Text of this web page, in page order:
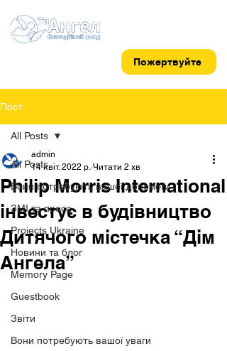
Пожертвуйте
Пост
All Posts
Вони потребують вашої допомоги
ЗМІ та преса
Projects Ukraine
Новини та блог
Memory Page
Guestbook
Звіти
Вони потребують вашої уваги
All Posts
Philip Morris International
інвестує в будівництво
Дитячого містечка “Дім
Ангела”
admin
14 квіт. 2022 р. Читати 2 хв